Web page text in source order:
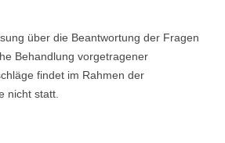
über die Beantwortung der Fragen
Behandlung vorgetragener
findet im Rahmen der
nicht statt.